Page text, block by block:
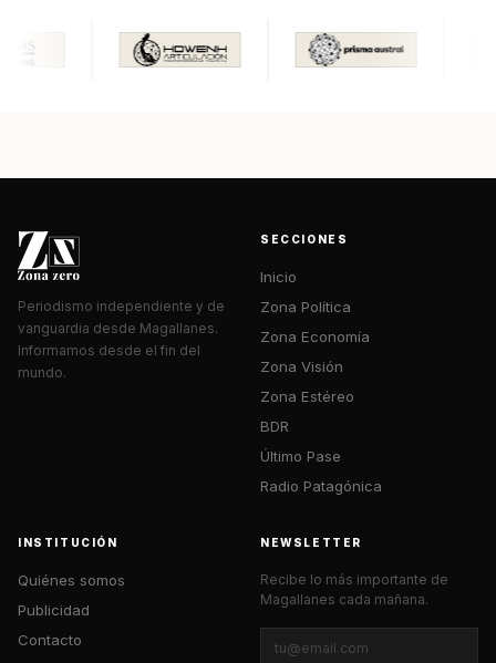
Periodismo independiente y de
vanguardia desde Magallanes.
Informamos desde el fin del
mundo.
SECCIONES
Inicio
Zona Política
Zona Economía
Zona Visión
Zona Estéreo
BDR
Último Pase
Radio Patagónica
INSTITUCIÓN
Quiénes somos
Publicidad
Contacto
NEWSLETTER
Recibe lo más importante de
Magallanes cada mañana.